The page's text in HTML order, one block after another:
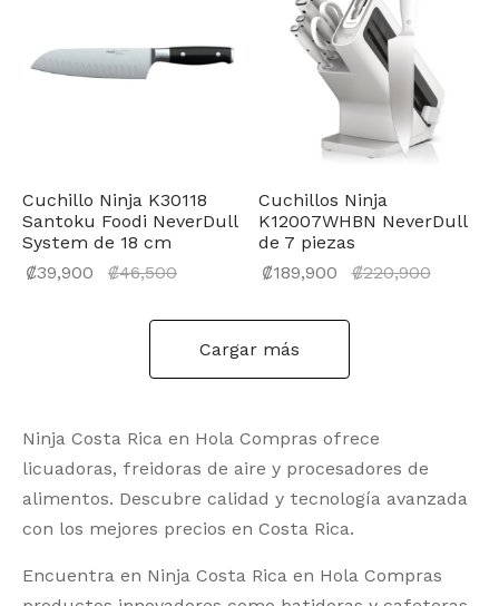
Cuchillo Ninja K30118
Santoku Foodi NeverDull
System de 18 cm
₡39,900 ₡46,500
actual
es:
₡39,900.
Cuchillos Ninja
K12007WHBN NeverDull
de 7 piezas
₡189,900 ₡220,900
Cargar más
Ninja Costa Rica en Hola Compras ofrece
licuadoras, freidoras de aire y procesadores de
alimentos. Descubre calidad y tecnología avanzada
con los mejores precios en Costa Rica.
Encuentra en Ninja Costa Rica en Hola Compras